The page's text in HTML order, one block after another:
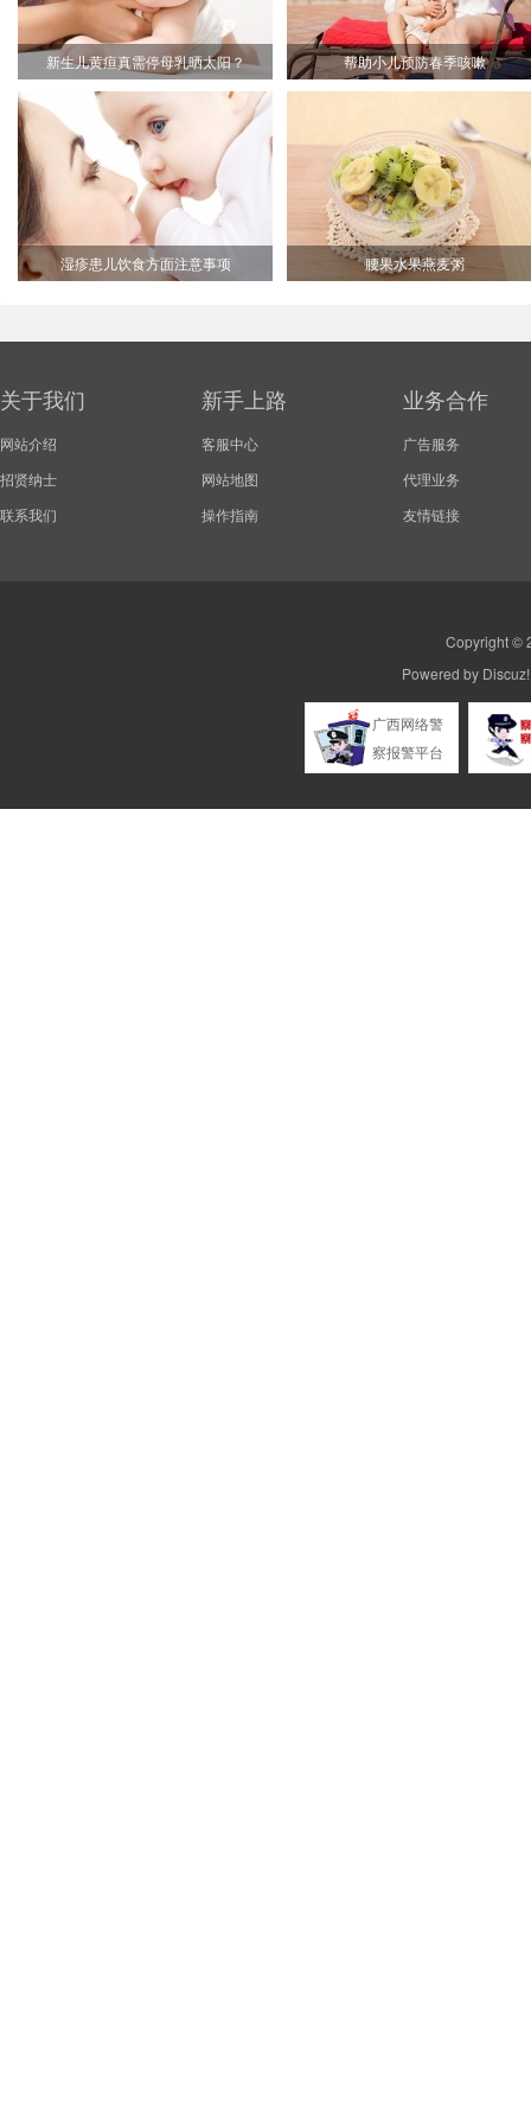
新生儿黄疸真需停母乳晒太阳？ 帮助小儿预防春季咳嗽
湿疹患儿饮食方面注意事项 腰果水果燕麦粥
关于我们
网站介绍
招贤纳士
联系我们
新手上路
客服中心
网站地图
操作指南
业务合作
广告服务
代理业务
友情链接
Copyright ©
Powered by Discuz!
广西网络警
察报警平台